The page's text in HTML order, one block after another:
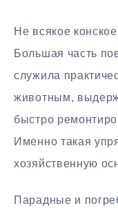
Не всякое
Большая часть
служила
животным,
быстро
Именно такая
хозяйственную
Парадные и